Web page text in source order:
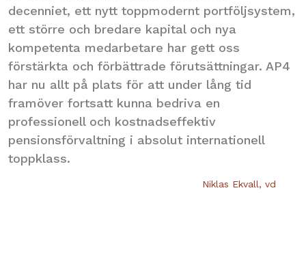
decenniet, ett nytt toppmodernt portföljsystem,
ett större och bredare kapital och nya
kompetenta medarbetare har gett oss
förstärkta och förbättrade förutsättningar. AP4
har nu allt på plats för att under lång tid
framöver fortsatt kunna bedriva en
professionell och kostnadseffektiv
pensionsförvaltning i absolut internationell
toppklass.
Niklas Ekvall, vd